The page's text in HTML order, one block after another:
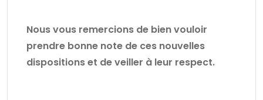
Nous vous remercions de bien vouloir
prendre bonne note de ces nouvelles
dispositions et de veiller à leur respect.